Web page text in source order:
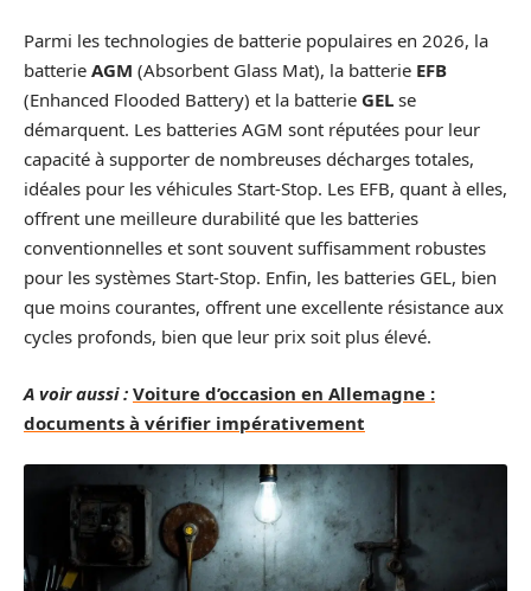
Parmi les technologies de batterie populaires en 2026, la
batterie AGM (Absorbent Glass Mat), la batterie EFB
(Enhanced Flooded Battery) et la batterie GEL se
démarquent. Les batteries AGM sont réputées pour leur
capacité à supporter de nombreuses décharges totales,
idéales pour les véhicules Start-Stop. Les EFB, quant à elles,
offrent une meilleure durabilité que les batteries
conventionnelles et sont souvent suffisamment robustes
pour les systèmes Start-Stop. Enfin, les batteries GEL, bien
que moins courantes, offrent une excellente résistance aux
cycles profonds, bien que leur prix soit plus élevé.
A voir aussi : Voiture d’occasion en Allemagne :
documents à vérifier impérativement